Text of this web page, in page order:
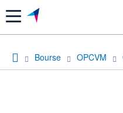
Menu
Bourse OPCVM